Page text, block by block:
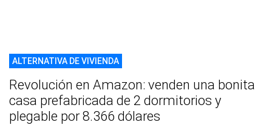
ALTERNATIVA DE VIVIENDA
Revolución en Amazon: venden una bonita
casa prefabricada de 2 dormitorios y
plegable por 8.366 dólares